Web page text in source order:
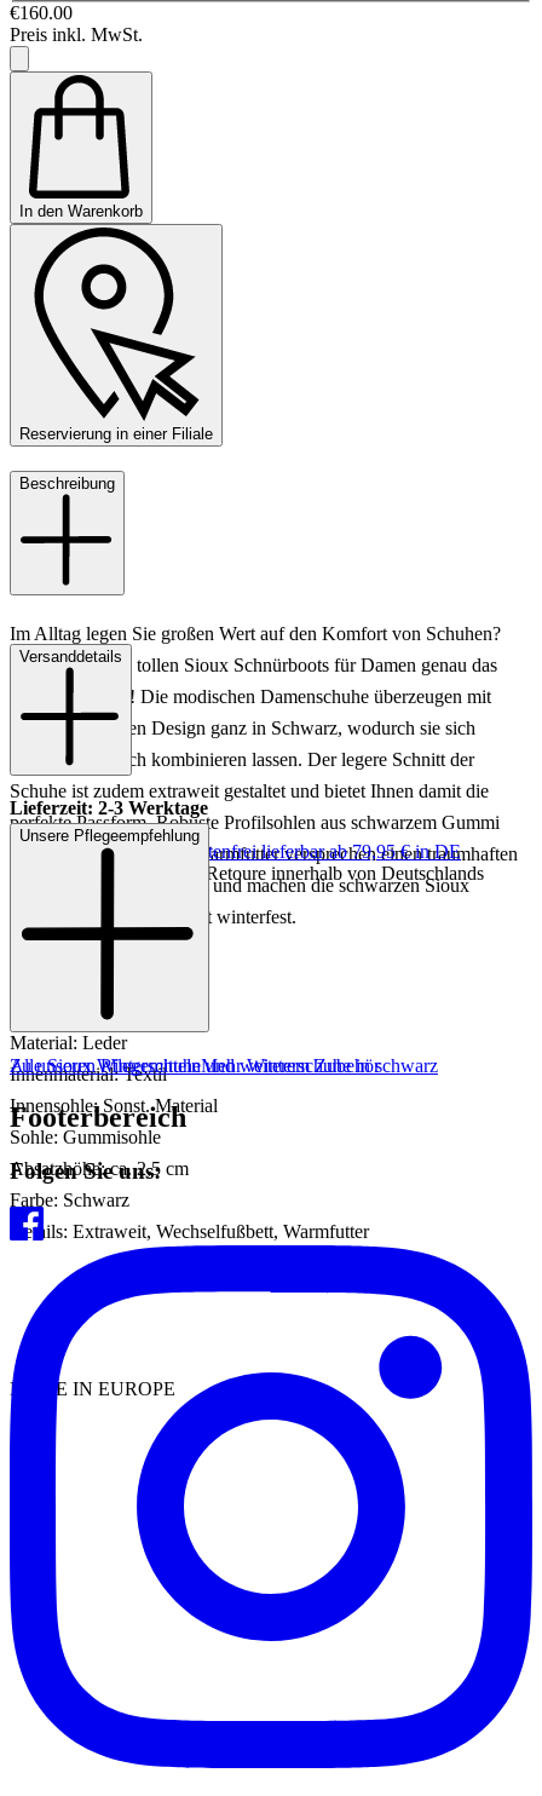
€160.00
Preis inkl. MwSt.
In den Warenkorb
Reservierung in einer Filiale
Beschreibung
Im Alltag legen Sie großen Wert auf den Komfort von Schuhen?
Dann sind diese tollen Sioux Schnürboots für Damen genau das
Richtige für Sie! Die modischen Damenschuhe überzeugen mit
einem klassischen Design ganz in Schwarz, wodurch sie sich
besonders einfach kombinieren lassen. Der legere Schnitt der
Schuhe ist zudem extraweit gestaltet und bietet Ihnen damit die
perfekte Passform. Robuste Profilsohlen aus schwarzem Gummi
sowie ein hochwertiges Warmfutter versprechen einen traumhaften
Komfort bei jedem Schritt und machen die schwarzen Sioux
Schnürboots damit absolut winterfest.
Art.Nr.: 102001986896
Material: Leder
Innenmaterial: Textil
Innensohle: Sonst. Material
Sohle: Gummisohle
Absatzhöhe: ca. 2,5 cm
Farbe: Schwarz
Details: Extraweit, Wechselfußbett, Warmfutter
MADE IN EUROPE
Versanddetails
Lieferzeit: 2-3 Werktage
Keine Versandkosten:
kostenfrei lieferbar ab 79,95 € in DE
Einfache und Kostenlose Retoure innerhalb von Deutschlands
Unsere Pflegeempfehlung
Zu unseren Pflegemitteln und weiterem Zubehör
Alle Sioux WinterschuheMehr Winterschuhe in schwarz
Footerbereich
Folgen Sie uns: